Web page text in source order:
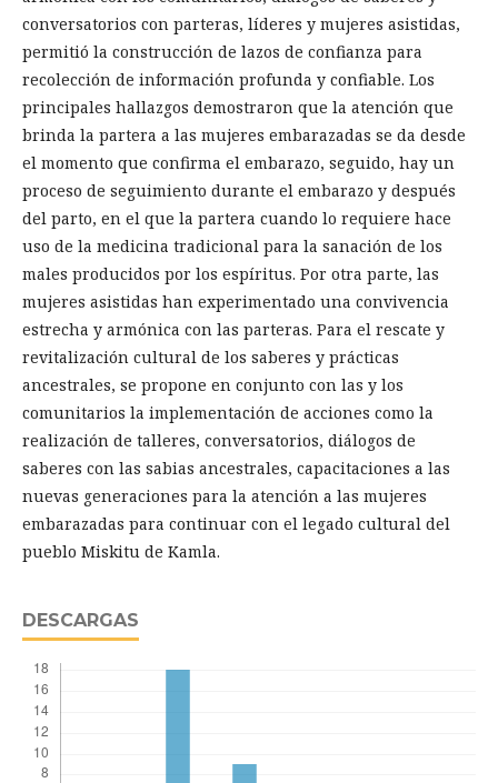
conversatorios con parteras, líderes y mujeres asistidas,
permitió la construcción de lazos de confianza para
recolección de información profunda y confiable. Los
principales hallazgos demostraron que la atención que
brinda la partera a las mujeres embarazadas se da desde
el momento que confirma el embarazo, seguido, hay un
proceso de seguimiento durante el embarazo y después
del parto, en el que la partera cuando lo requiere hace
uso de la medicina tradicional para la sanación de los
males producidos por los espíritus. Por otra parte, las
mujeres asistidas han experimentado una convivencia
estrecha y armónica con las parteras. Para el rescate y
revitalización cultural de los saberes y prácticas
ancestrales, se propone en conjunto con las y los
comunitarios la implementación de acciones como la
realización de talleres, conversatorios, diálogos de
saberes con las sabias ancestrales, capacitaciones a las
nuevas generaciones para la atención a las mujeres
embarazadas para continuar con el legado cultural del
pueblo Miskitu de Kamla.
DESCARGAS